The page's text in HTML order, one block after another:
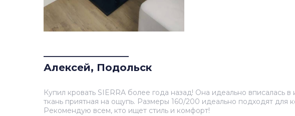
Алексей, Подольск
Купил кровать SIERRA более года назад! Она идеально вписалась
ткань приятная на ощупь. Размеры 160/200 идеально подходят
Рекомендую всем, кто ищет стиль и комфорт!